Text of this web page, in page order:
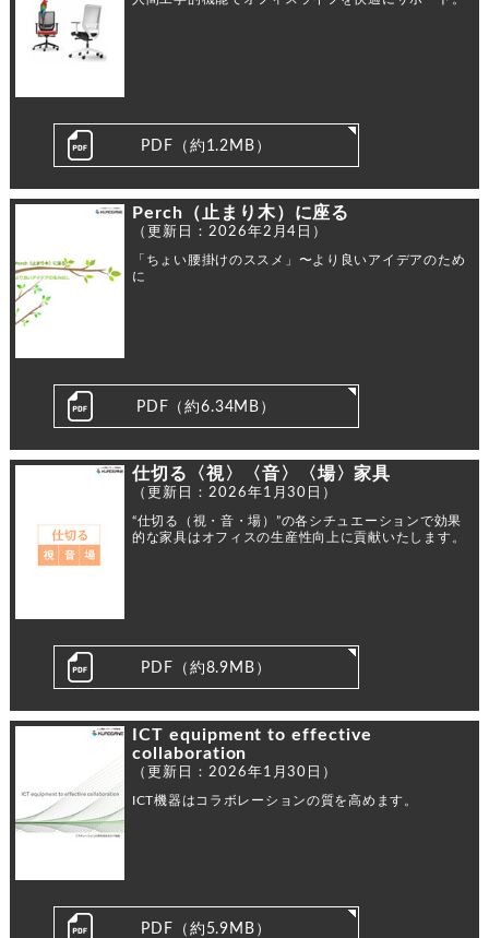
PDF（約1.2MB）
Perch（止まり木）に座る
（更新日：2026年2月4日）
「ちょい腰掛けのススメ」〜より良いアイデアのため
に
PDF（約6.34MB）
仕切る〈視〉〈音〉〈場〉家具
（更新日：2026年1月30日）
“仕切る（視・音・場）”の各シチュエーションで効果
的な家具はオフィスの生産性向上に貢献いたします。
PDF（約8.9MB）
ICT equipment to effective
collaboration
（更新日：2026年1月30日）
ICT機器はコラボレーションの質を高めます。
PDF（約5.9MB）